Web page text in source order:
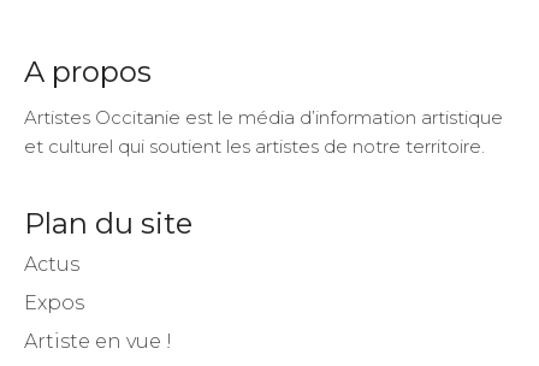
A propos
Artistes Occitanie est le média d’information artistique
et culturel qui soutient les artistes de notre territoire.
Plan du site
Actus
Expos
Artiste en vue !